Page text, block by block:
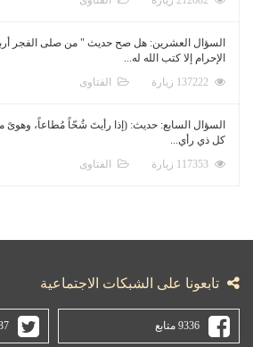
السؤال العشرين: هل صح حديث " من صلى الفجر
الإحرام إلا كتب الله له...
الفتاوى
السؤال السابع: حديث: (إذا رأيتَ شُحّاً مُطاعاً، وهوىً
كل ذي رأي...
الفتاوى
تابعونا على الشبكات الاجتماعية
9336 متابع 937